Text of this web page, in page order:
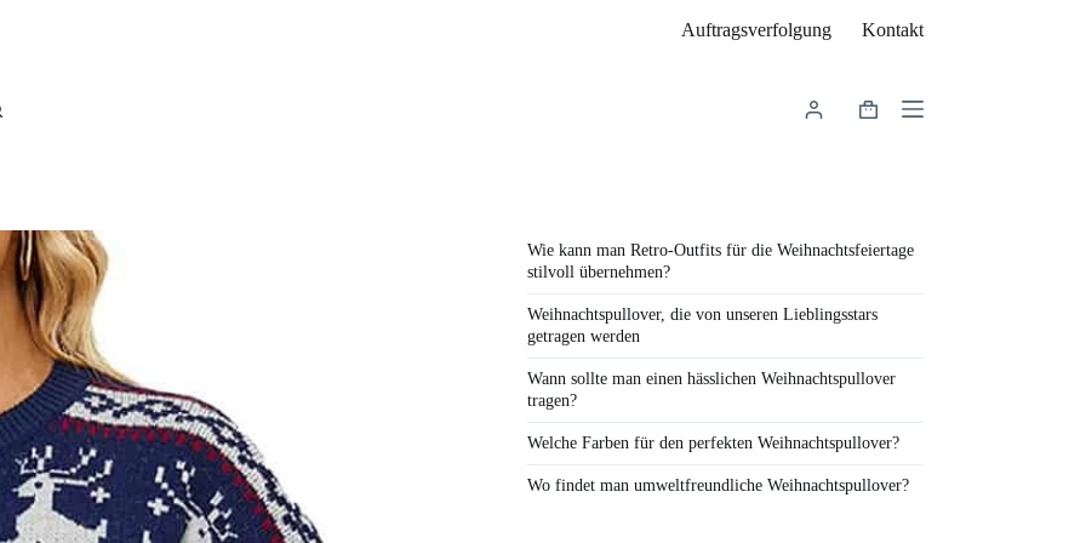
Auftragsverfolgung Kontakt
Warenkorb
Wie kann man Retro-Outfits für die Weihnachtsfeiertage
stilvoll übernehmen?
Weihnachtspullover, die von unseren Lieblingsstars
getragen werden
Wann sollte man einen hässlichen Weihnachtspullover
tragen?
Welche Farben für den perfekten Weihnachtspullover?
Wo findet man umweltfreundliche Weihnachtspullover?